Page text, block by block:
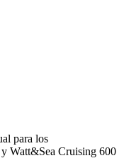
para los
Watt&Sea Cruising 600